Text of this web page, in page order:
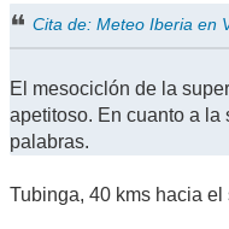
Cita de: Meteo Iberia en
El mesociclón de la
apetitoso. En cuanto a la
palabras.
Tubinga, 40 kms hacia el